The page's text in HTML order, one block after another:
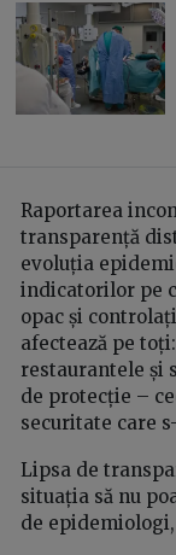
Raportarea
transparență
evoluția
indicatorilor pe
opac și
afectează pe
restaurantele și
de protecție –
securitate care
Lipsa de
situația să nu
de